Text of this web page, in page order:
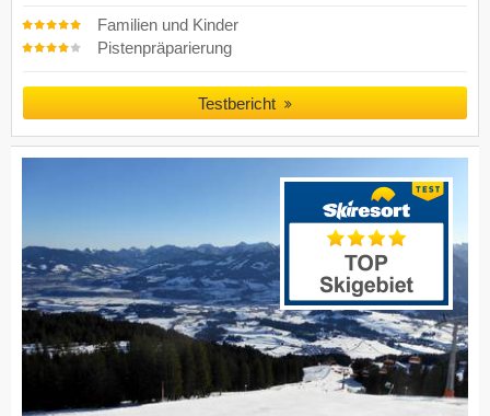
Familien und Kinder
Pistenpräparierung
Testbericht